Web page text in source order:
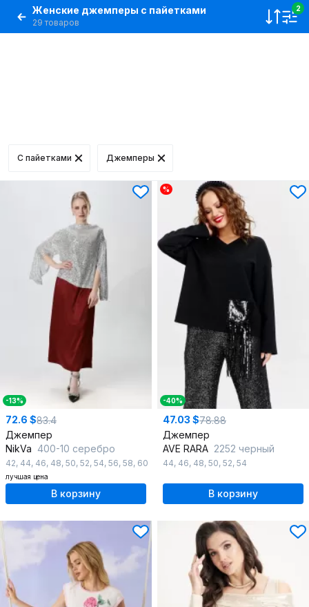
Женские джемперы с пайетками
29 товаров
2
C пайетками Джемперы
-13%
72.6 $83.4
Джемпер
NikVa 400-10 серебро
42, 44, 46, 48, 50, 52, 54, 56, 58, 60
лучшая цена
В корзину
%
-40%
47.03 $78.88
Джемпер
AVE RARA 2252 черный
44, 46, 48, 50, 52, 54
В корзину